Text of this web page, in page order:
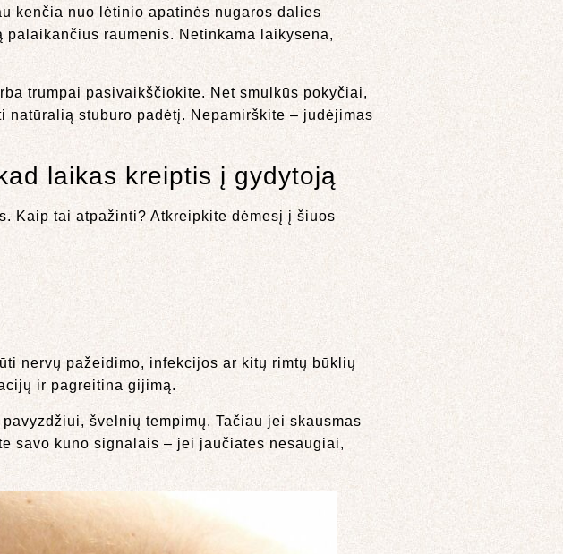
kenčia nuo lėtinio apatinės nugaros dalies
raumenis. Netinkama laikysena,
trumpai pasivaikščiokite. Net smulkūs pokyčiai,
stuburo padėtį. Nepamirškite – judėjimas
laikas kreiptis į gydytoją
Kaip tai atpažinti? Atkreipkite dėmesį į šiuos
nervų pažeidimo, infekcijos ar kitų rimtų būklių
ir pagreitina gijimą.
švelnių tempimų. Tačiau jei skausmas
savo kūno signalais – jei jaučiatės nesaugiai,